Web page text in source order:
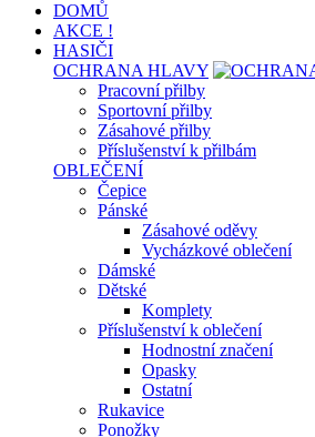
DOMŮ
AKCE !
HASIČI
OCHRANA HLAVY
Pracovní přilby
Sportovní přilby
Zásahové přilby
Příslušenství k přilbám
OBLEČENÍ
Čepice
Pánské
Zásahové oděvy
Vycházkové oblečení
Dámské
Dětské
Komplety
Příslušenství k oblečení
Hodnostní značení
Opasky
Ostatní
Rukavice
Ponožky